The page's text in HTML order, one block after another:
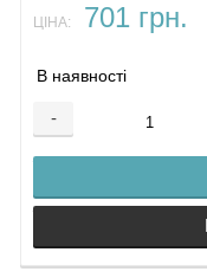
ЦІНА: 701 грн.
В наявності
-